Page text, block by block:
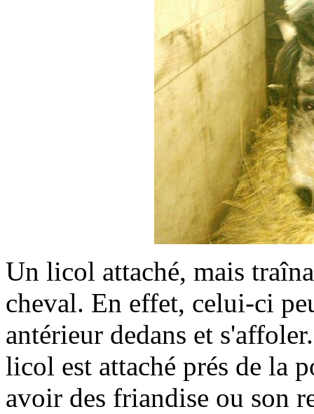
Un licol attaché, mais
cheval. En effet, celui-ci
antérieur dedans et
licol est attaché prés de la
avoir des friandise ou son